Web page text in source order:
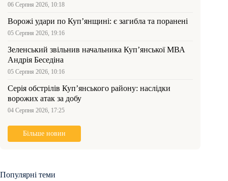
06 Серпня 2026, 10:18
Ворожі удари по Куп’янщині: є загибла та поранені
05 Серпня 2026, 19:16
Зеленський звільнив начальника Купʼянської МВА
Андрія Беседіна
05 Серпня 2026, 10:16
Серія обстрілів Куп’янського району: наслідки
ворожих атак за добу
04 Серпня 2026, 17:25
Більше новин
Популярні теми